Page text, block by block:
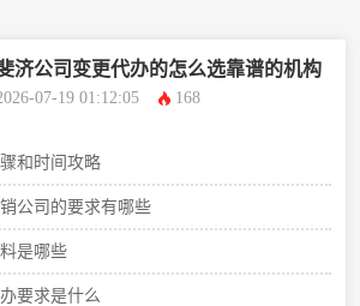
济公司变更代办的怎么选靠谱的机构
07-19 01:12:05 168
和时间攻略
公司的要求有哪些
是哪些
要求是什么